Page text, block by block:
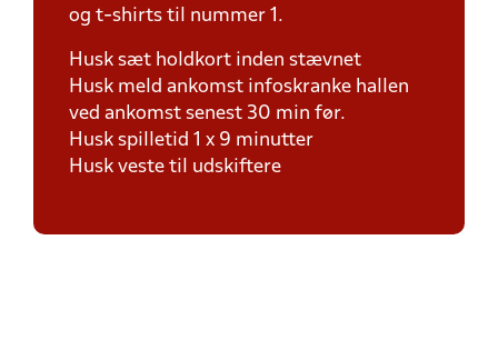
og t-shirts til nummer 1.
Husk sæt holdkort inden stævnet
Husk meld ankomst infoskranke hallen
ved ankomst senest 30 min før.
Husk spilletid 1 x 9 minutter
Husk veste til udskiftere